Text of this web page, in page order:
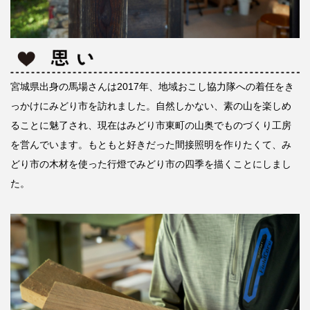
宮城県出身の馬場さんは2017年、地域おこし協力隊への着任をき
っかけにみどり市を訪れました。自然しかない、素の山を楽しめ
ることに魅了され、現在はみどり市東町の山奥でものづくり工房
を営んでいます。もともと好きだった間接照明を作りたくて、み
どり市の木材を使った行燈でみどり市の四季を描くことにしまし
た。